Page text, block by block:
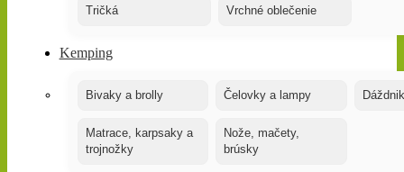
Tričká Vrchné oblečenie
Kemping
Bivaky a brolly Čelovky a lampy
Matrace, karpsaky a
trojnožky
Nože, mačety,
brúsky